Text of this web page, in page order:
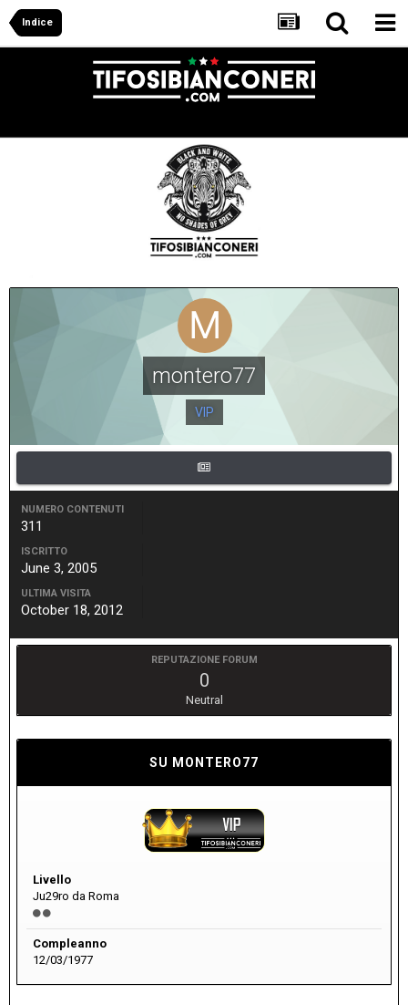
Indice
montero77
VIP
NUMERO CONTENUTI
311
ISCRITTO
June 3, 2005
ULTIMA VISITA
October 18, 2012
REPUTAZIONE FORUM
0
Neutral
SU MONTERO77
Livello
Ju29ro da Roma
Compleanno
12/03/1977